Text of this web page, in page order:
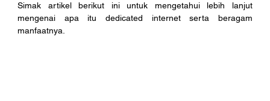
Simak artikel berikut ini untuk mengetahui lebih lanjut
mengenai apa itu dedicated internet serta beragam
manfaatnya.